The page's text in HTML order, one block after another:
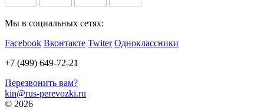
Мы в социальных сетях:
Facebook Вконтакте Twiter Одноклассники
+7 (499) 649-72-21
Перезвонить вам?
kin@rus-perevozki.ru
© 2026